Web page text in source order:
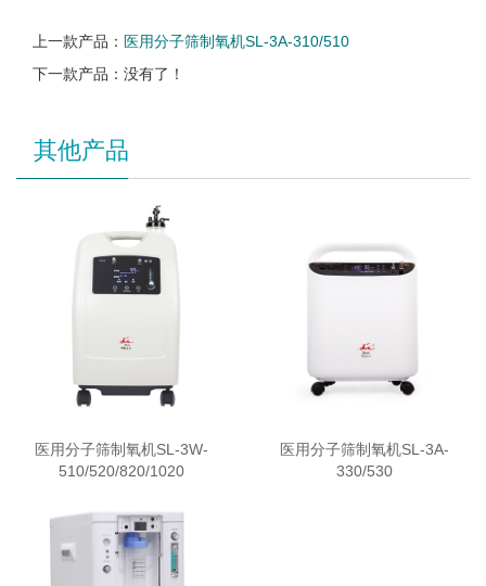
上一款产品： 医用分子筛制氧机SL-3A-310/510
下一款产品：没有了！
其他产品
医用分子筛制氧机SL-3W-
510/520/820/1020
医用分子筛制氧机SL-3A-
330/530